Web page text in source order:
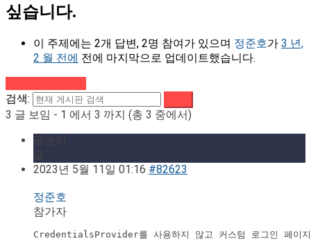
싶습니다.
이 주제에는 2개 답변, 2명 참여가 있으며 정준호가 3 년,
2 월 전에 전에 마지막으로 업데이트했습니다.
검색:
3 글 보임 - 1 에서 3 까지 (총 3 중에서)
2023년 5월 11일 01:16 #82623
정준호
참가자
CredentialsProvider를 사용하지 않고 커스텀 로그인 페이